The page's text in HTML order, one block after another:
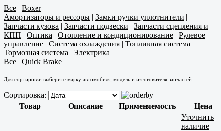
Все | Boxer
Амортизаторы и рессоры | Замки ручки уплотнители |
Запчасти кузова | Запчасти подвески | Запчасти сцепления и
КПП | Оптика | Отопление и кондиционирование | Рулевое
управление | Система охлаждения | Топливная система |
Тормозная система | Электрика
Все | Quick Brake
Для сортировки выберите марку автомобиля, модель и изготовителя запчастей.
Сортировка:
Товар
Описание Применяемость Цена
Уточнить
наличие